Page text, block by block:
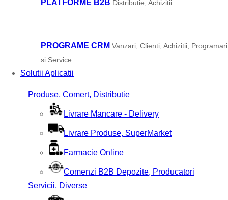
PLATFORME B2B Distributie, Achizitii
PROGRAME CRM Vanzari, Clienti, Achizitii, Programari
si Service
Solutii Aplicatii
Produse, Comert, Distributie
Livrare Mancare - Delivery
Livrare Produse, SuperMarket
Farmacie Online
Comenzi B2B Depozite, Producatori
Servicii, Diverse